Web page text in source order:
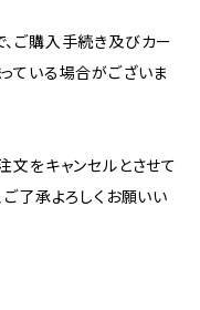
ご購入手続き及びカー
ている場合がございま
文をキャンセルとさせて
了承よろしくお願いい